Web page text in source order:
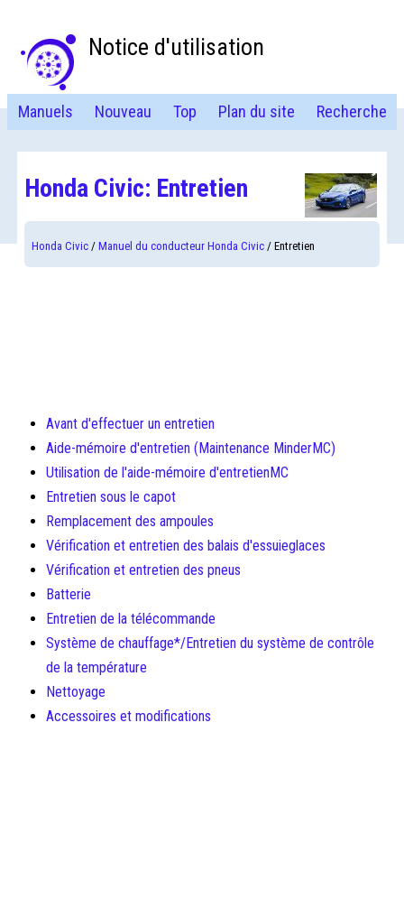
Notice d'utilisation
Manuels Nouveau Top Plan du site Recherche
Honda Civic: Entretien
Honda Civic /Manuel du conducteur Honda Civic / Entretien
Avant d'effectuer un entretien
Aide-mémoire d'entretien (Maintenance MinderMC)
Utilisation de l'aide-mémoire d'entretienMC
Entretien sous le capot
Remplacement des ampoules
Vérification et entretien des balais d'essuieglaces
Vérification et entretien des pneus
Batterie
Entretien de la télécommande
Système de chauffage*/Entretien du système de contrôle
de la température
Nettoyage
Accessoires et modifications